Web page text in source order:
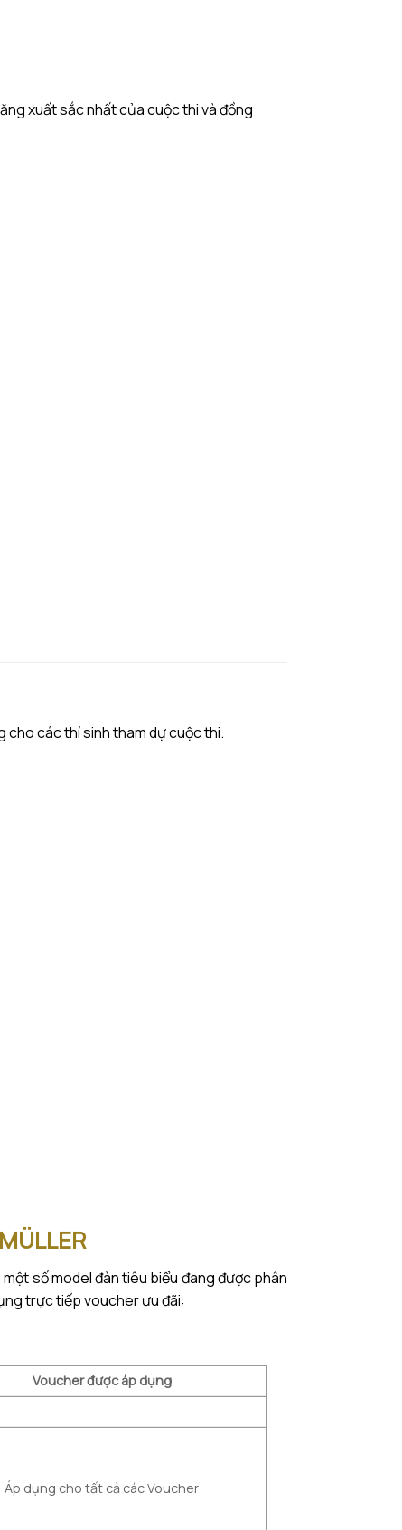
xuất sắc nhất của cuộc thi và đồng
cho các thí sinh tham dự cuộc thi.
số model đàn tiêu biểu đang được phân
trực tiếp voucher ưu đãi:
Voucher đượcáp dụng
Áp dụng cho tất cả các Voucher